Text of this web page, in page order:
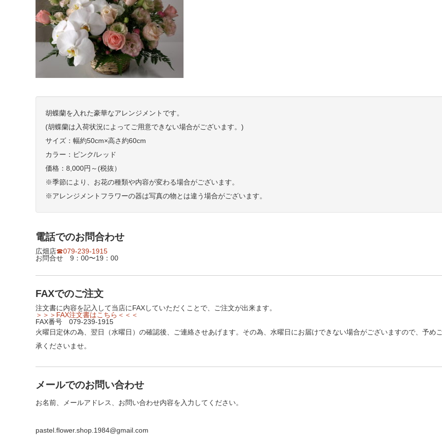
胡蝶蘭を入れた豪華なアレンジメントです。
(胡蝶蘭は入荷状況によってご用意できない場合がございます。)
サイズ：幅約50cm×高さ約60cm
カラー：ピンク/レッド
価格：8,000円～(税抜）
※季節により、お花の種類や内容が変わる場合がございます。
※アレンジメントフラワーの器は写真の物とは違う場合がございます。
電話でのお問合わせ
広畑店☎079-239-1915
お問合せ 9：00〜19：00
FAXでのご注文
注文書に内容を記入して当店にFAXしていただくことで、ご注文が出来ます。
＞＞＞FAX注文書はこちら＜＜＜
FAX番号 079-239-1915
火曜日定休の為、翌日（水曜日）の確認後、ご連絡させあげます。その為、水曜日にお届けできない場合がございますので、予め
承くださいませ。
メールでのお問い合わせ
お名前、メールアドレス、お問い合わせ内容を入力してください。
pastel.flower.shop.1984@gmail.com